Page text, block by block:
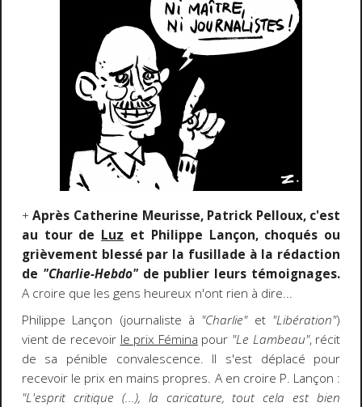
+Après Catherine Meurisse, Patrick Pelloux, c'est
au tour de Luz et Philippe Lançon, choqués ou
grièvement blessé par la fusillade à la rédaction
de "Charlie-Hebdo"de publier leurs témoignages.
A croire que les gens heureux n'ont rien à dire...
Philippe Lançon (journaliste à "Charlie"et "Libération")
vient de recevoir le prix Fémina pour "Le Lambeau", récit
de sa pénible convalescence. Il s'est déplacé pour
recevoir le prix en mains propres. A en croire P. Lançon :
"L'esprit critique (...), la caricature, tout cela est bien